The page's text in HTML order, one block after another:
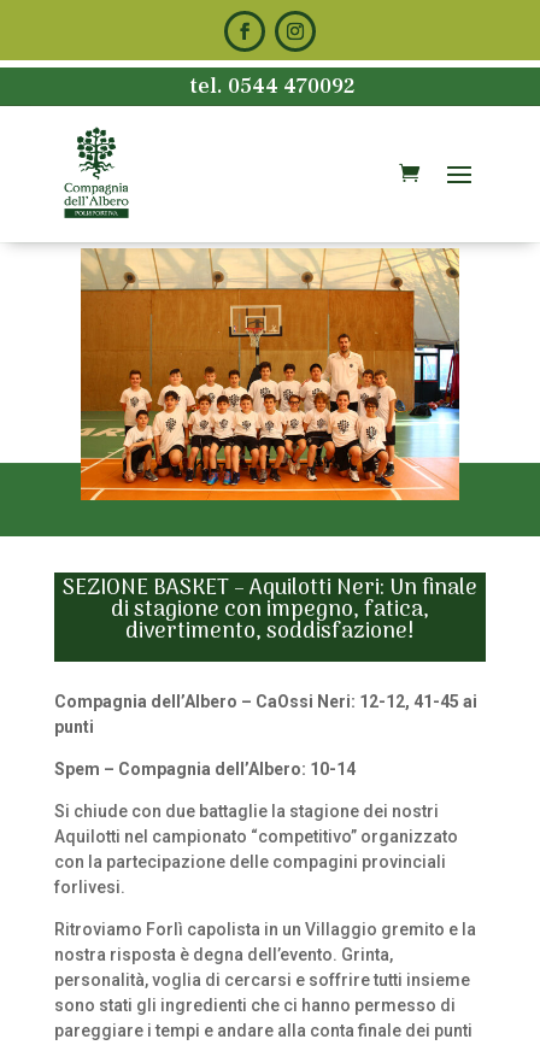
tel. 0544 470092
SEZIONE BASKET – Aquilotti Neri: Un finale
di stagione con impegno, fatica,
divertimento, soddisfazione!
Compagnia dell’Albero – CaOssi Neri: 12-12, 41-45 ai
punti
Spem – Compagnia dell’Albero: 10-14
Si chiude con due battaglie la stagione dei nostri
Aquilotti nel campionato “competitivo” organizzato
con la partecipazione delle compagini provinciali
forlivesi.
Ritroviamo Forlì capolista in un Villaggio gremito e la
nostra risposta è degna dell’evento. Grinta,
personalità, voglia di cercarsi e soffrire tutti insieme
sono stati gli ingredienti che ci hanno permesso di
pareggiare i tempi e andare alla conta finale dei punti